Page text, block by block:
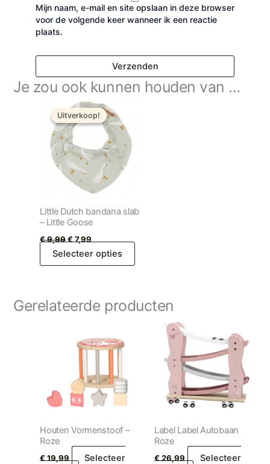
Mijn naam, e-mail en site opslaan in deze browser
voor de volgende keer wanneer ik een reactie
plaats.
Je zou ook kunnen houden van …
Uitverkoop!
Uitverkoop!
Little Dutch bandana slab
– Little Goose
€9,99
Oorspronkelijke
prijs
was:
€ 9,99.
€7,99
Huidige
prijs
is:
€ 7,99.
Selecteer opties
Gerelateerde producten
Houten Vormenstoof –
Roze
€19,99
Selecteer
Label Label Autobaan
Roze
€26,99
Selecteer